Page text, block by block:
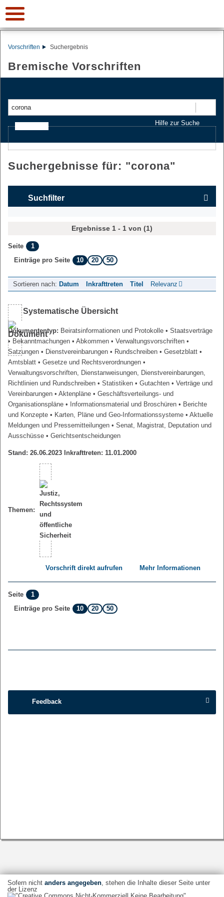
Vorschriften Suchergebnis
Bremische Vorschriften
Hilfe zur Suche
Suchergebnisse für: "corona"
Suchfilter
Ergebnisse 1 - 1 von (1)
Seite
1
Einträge pro Seite
10 20 50
Sortieren nach: Datum Inkrafttreten Titel Relevanz
Systematische Übersicht
Dokumententyp: Beiratsinformationen und Protokolle • Staatsverträge
• Bekanntmachungen • Abkommen • Verwaltungsvorschriften •
Satzungen • Dienstvereinbarungen • Rundschreiben • Gesetzblatt •
Amtsblatt • Gesetze und Rechtsverordnungen •
Verwaltungsvorschriften, Dienstanweisungen, Dienstvereinbarungen,
Richtlinien und Rundschreiben • Statistiken • Gutachten • Verträge und
Vereinbarungen • Aktenpläne • Geschäftsverteilungs- und
Organisationspläne • Informationsmaterial und Broschüren • Berichte
und Konzepte • Karten, Pläne und Geo-Informationssysteme • Aktuelle
Meldungen und Pressemitteilungen • Senat, Magistrat, Deputation und
Ausschüsse • Gerichtsentscheidungen
Stand: 26.06.2023 Inkrafttreten: 11.01.2000
Themen:
Vorschrift direkt aufrufen Mehr Informationen
Seite
1
Einträge pro Seite
10 20 50
Feedback
Sofern nicht anders angegeben, stehen die Inhalte dieser Seite unter
der Lizenz